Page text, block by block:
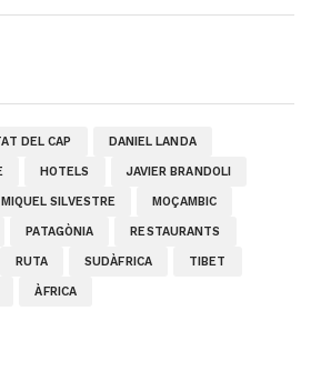
DEL CAP DANIEL LANDA
HOTELS JAVIER BRANDOLI
MIQUEL SILVESTRE MOÇAMBIC
PATAGÒNIA RESTAURANTS
RUTA SUDÀFRICA TIBET
ÀFRICA